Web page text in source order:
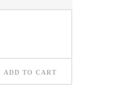
ADD TO CART